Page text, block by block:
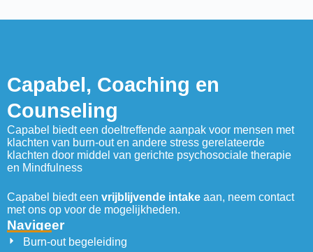
Capabel, Coaching en
Counseling
Capabel biedt een doeltreffende aanpak voor mensen met
klachten van burn-out en andere stress gerelateerde
klachten door middel van gerichte psychosociale therapie
en Mindfulness
Capabel biedt een vrijblijvende intake aan, neem contact
met ons op voor de mogelijkheden.
Navigeer
Burn-out begeleiding